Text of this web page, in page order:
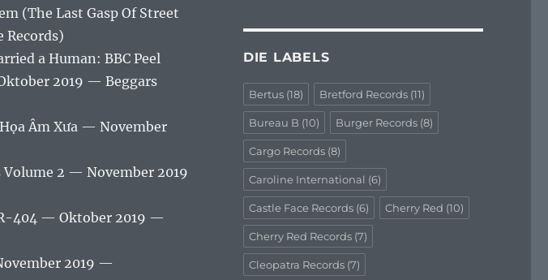
(The Last Gasp Of Street
Records)
a Human: BBC Peel
2019 — Beggars
Âm Xưa — November
2 — November 2019
​404 — Oktober 2019 —
2019 —
DIE LABELS
Bertus(18) Bretford Records(11)
Bureau B (10) Burger Records(8)
Cargo Records(8)
Caroline International (6)
Castle Face Records(6) Cherry Red (10)
Cherry Red Records(7)
Cleopatra Records(7)